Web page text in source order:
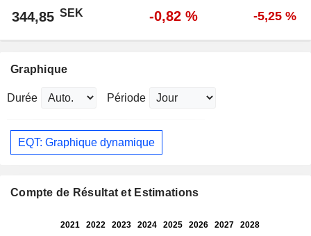
344,85 SEK -0,82 % -5,25 %
Graphique
Durée Période
EQT: Graphique dynamique
Compte de Résultat et Estimations